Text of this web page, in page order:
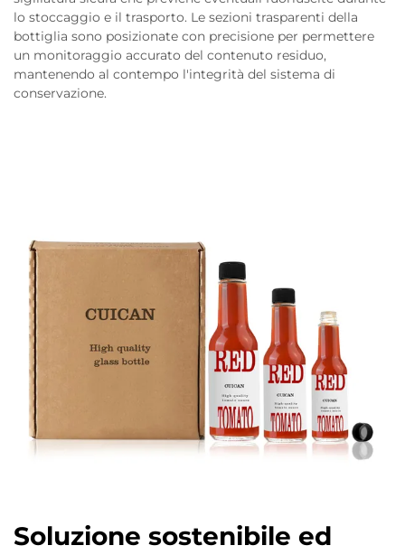
lo stoccaggio e il trasporto. Le sezioni trasparenti della
bottiglia sono posizionate con precisione per permettere
un monitoraggio accurato del contenuto residuo,
mantenendo al contempo l'integrità del sistema di
conservazione.
Soluzione sostenibile ed